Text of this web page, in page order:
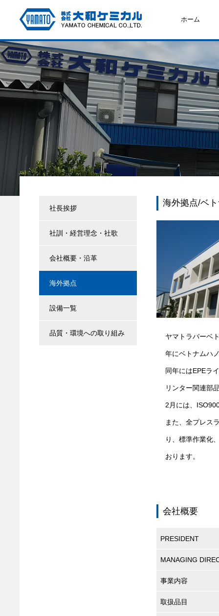
ホーム
社長挨拶
社訓・経営理念・社歌
会社概要・沿革
海外拠点
設備一覧
品質・環境への取り組み
海外拠点/ベ
ヤマトラバーベ
年にベトナムハ
同年にはEPEラ
リンター関連部
2月には、
また、全プレス
り、標準作業化
おります。
会社概要
PRESIDENT
MANAGING
事業内容
取扱品目